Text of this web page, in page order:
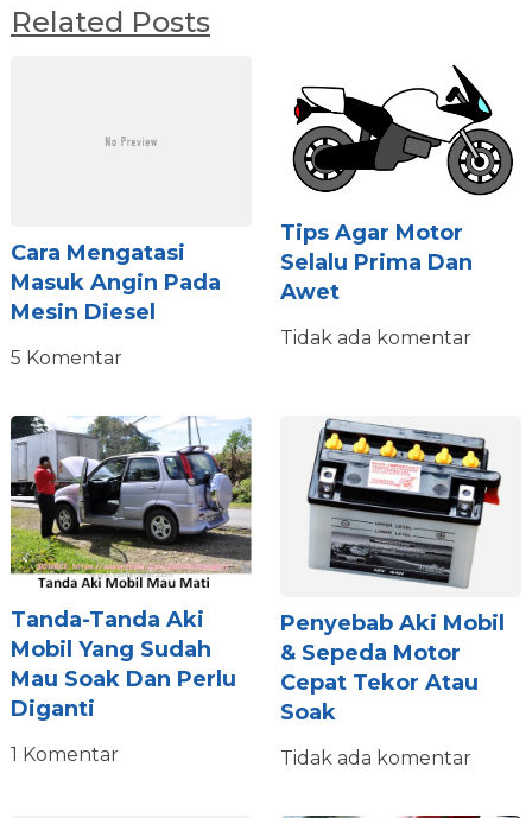
Related Posts
Cara Mengatasi
Masuk Angin Pada
Mesin Diesel
5 Komentar
Tips Agar Motor
Selalu Prima Dan
Awet
Tidak ada komentar
Tanda-Tanda Aki
Mobil Yang Sudah
Mau Soak Dan Perlu
Diganti
1 Komentar
Penyebab Aki Mobil
& Sepeda Motor
Cepat Tekor Atau
Soak
Tidak ada komentar